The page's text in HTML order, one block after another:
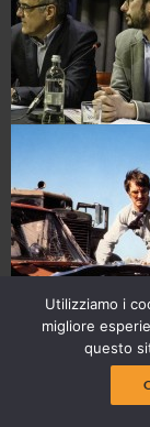
Utilizziamo i
migliore
questo